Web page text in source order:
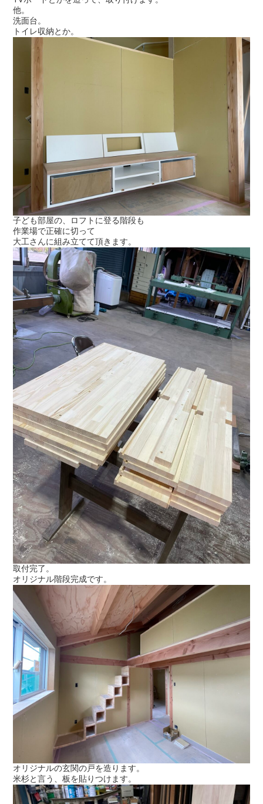
他。
洗面台。
トイレ収納とか。
子ども部屋の、ロフトに登る階段も
作業場で正確に切って
大工さんに組み立てて頂きます。
取付完了。
オリジナル階段完成です。
オリジナルの玄関の戸を造ります。
米杉と言う、板を貼りつけます。